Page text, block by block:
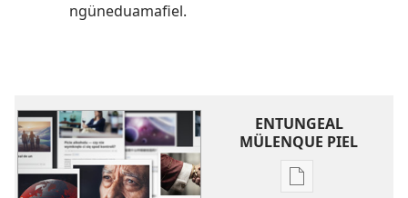
ngüneduamafiel.
ENTUNGEAL
MÜLENQUE PIEL
Chumngechi